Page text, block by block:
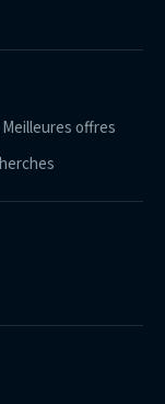
Meilleures offres